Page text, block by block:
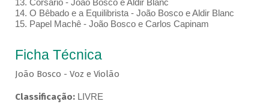
13. Corsário - João Bosco e Aldir Blanc
14. O Bêbado e a Equilibrista - João Bosco e Aldir Blanc
15. Papel Machê - João Bosco e Carlos Capinam
Ficha Técnica
João Bosco - Voz e Violão
Classificação: LIVRE